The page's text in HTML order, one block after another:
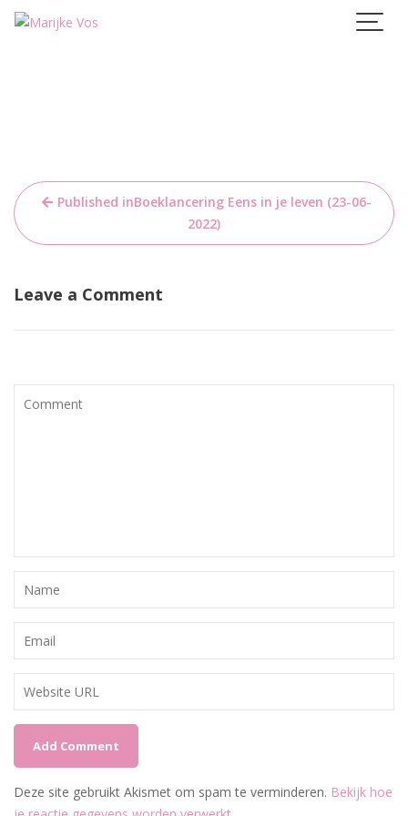
Skip
Bericht
navigatie
Published inBoeklancering Eens in je leven (23-06-
2022)
Leave a Comment
Deze site gebruikt Akismet om spam te verminderen. Bekijk hoe